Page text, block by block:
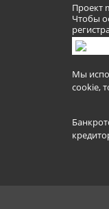
Проект
Чтобы
Мы
cookie,